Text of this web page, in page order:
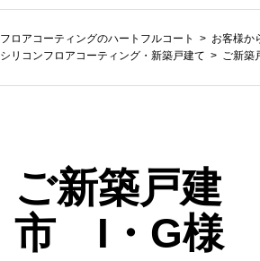
フロアコーティングのハートフルコート
お客様か
シリコンフロアコーティング ・ 新築戸建て ご新
ご新築戸建
市 I・G様